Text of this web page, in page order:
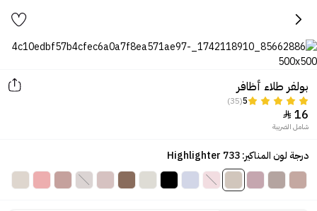
بولفر طلاء أظافر
5
(35)
16

شامل الضريبة
درجة لون المناكير: Highlighter 733